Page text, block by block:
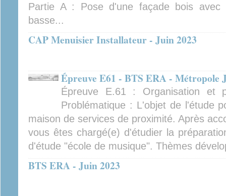
Partie A : Pose d'une façade bois
basse...
CAP Menuisier Installateur - Juin 2023
Épreuve E61 - BTS ERA - Métropole
Épreuve E.61 : Organisation et
Problématique : L'objet de l'étude
maison de services de proximité. Après
vous êtes chargé(e) d'étudier la
d'étude "école de musique". Thèmes
BTS ERA - Juin 2023